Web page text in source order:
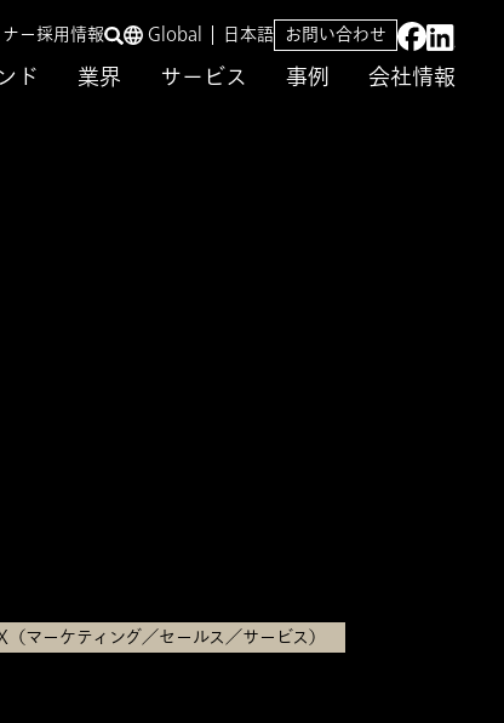
ド 業界 サービス 事例 会社情報
ー採用情報 Global 日本語 お問い合わせ
（マーケティング／セールス／サービス）